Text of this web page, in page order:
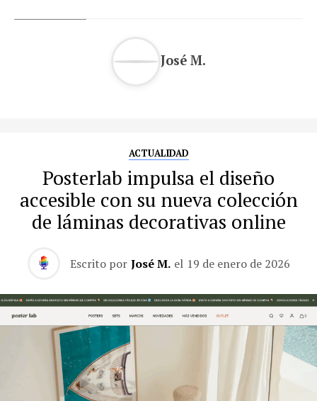
José M.
ACTUALIDAD
Posterlab impulsa el diseño
accesible con su nueva colección
de láminas decorativas online
Escrito por José M. el 19 de enero de 2026